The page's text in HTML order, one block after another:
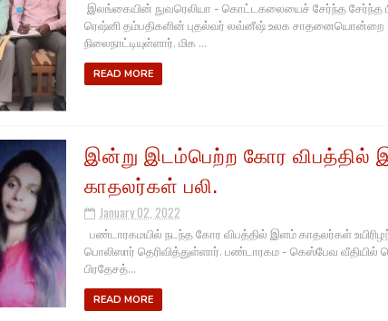
இலங்கையின் நுவரெலியா - கொட்டகலையைச் சேர்ந்த சேர்ந்த
ரெஷ்னி தம்பதிகளின் புதல்வர் லவ்னீஷ் உலக சாதனையொன்றை
நிலைநாட்டியுள்ளார். மிக ...
READ MORE
இன்று இடம்பெற்ற கோர விபத்தில்
காதலர்கள் பலி.
January 02, 2022
பண்டாரகமயில் நடந்த கோர விபத்தில் இளம் காதலர்கள்
பொலிஸார் தெரிவித்துள்ளார். பண்டாரகம - கெஸ்பேவ வீதியில்
பிரதேசத்...
READ MORE